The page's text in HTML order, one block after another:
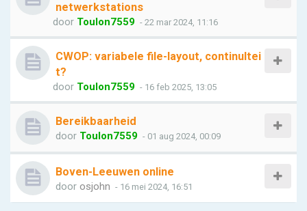
netwerkstations
door Toulon7559 - 22 mar 2024, 11:16
CWOP: variabele file-layout, continuItei
t?
door Toulon7559 - 16 feb 2025, 13:05
Bereikbaarheid
door Toulon7559 - 01 aug 2024, 00:09
Boven-Leeuwen online
door osjohn - 16 mei 2024, 16:51